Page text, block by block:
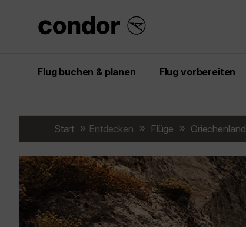
Flug buchen & planen Flug vorbereiten
Start Entdecken Flüge Griechenland